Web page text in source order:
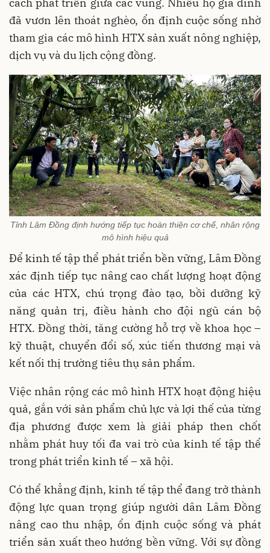
cách phát triển giữa các vùng. Nhiều hộ gia đình
đã vươn lên thoát nghèo, ổn định cuộc sống nhờ
tham gia các mô hình HTX sản xuất nông nghiệp,
dịch vụ và du lịch cộng đồng.
Tỉnh Lâm Đồng định hướng tiếp tục hoàn thiện cơ chế, nhân rộng
mô hình hiệu quả
Để kinh tế tập thể phát triển bền vững, Lâm Đồng
xác định tiếp tục nâng cao chất lượng hoạt động
của các HTX, chú trọng đào tạo, bồi dưỡng kỹ
năng quản trị, điều hành cho đội ngũ cán bộ
HTX. Đồng thời, tăng cường hỗ trợ về khoa học –
kỹ thuật, chuyển đổi số, xúc tiến thương mại và
kết nối thị trường tiêu thụ sản phẩm.
Việc nhân rộng các mô hình HTX hoạt động hiệu
quả, gắn với sản phẩm chủ lực và lợi thế của từng
địa phương được xem là giải pháp then chốt
nhằm phát huy tối đa vai trò của kinh tế tập thể
trong phát triển kinh tế – xã hội.
Có thể khẳng định, kinh tế tập thể đang trở thành
động lực quan trọng giúp người dân Lâm Đồng
nâng cao thu nhập, ổn định cuộc sống và phát
triển sản xuất theo hướng bền vững. Với sự đồng